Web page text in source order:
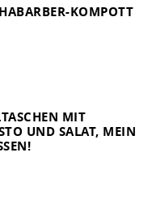
KOMPOTT
MIT
UND SALAT, MEIN